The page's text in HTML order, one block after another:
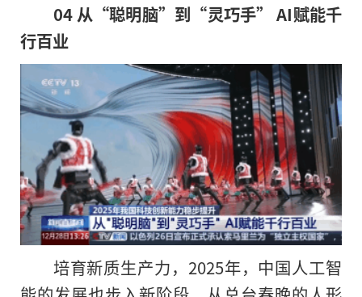
04 从“聪明脑”到“灵巧手” AI赋能千
行百业
培育新质生产力，2025年，中国人工智